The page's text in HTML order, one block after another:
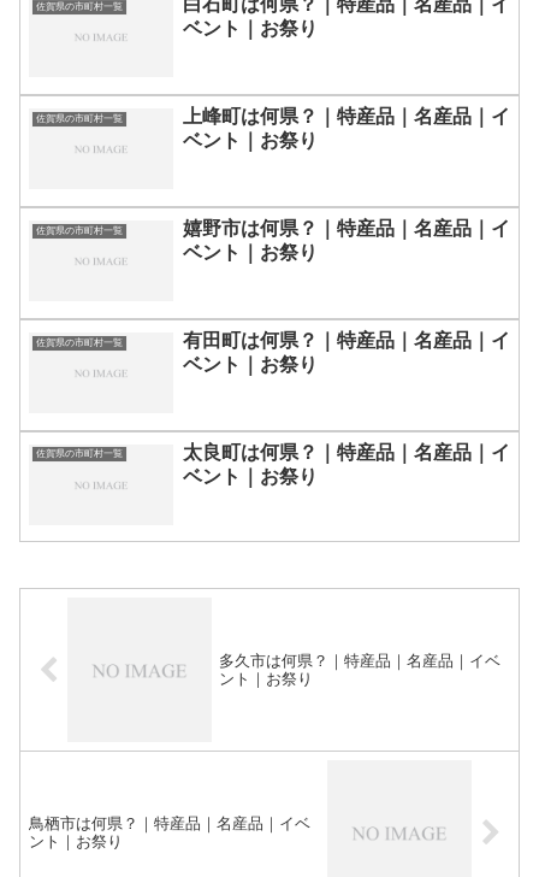
佐賀県の市町村一覧
白石町は何県？｜特産品｜名産品｜イ
ベント｜お祭り
佐賀県の市町村一覧
上峰町は何県？｜特産品｜名産品｜イ
ベント｜お祭り
佐賀県の市町村一覧
嬉野市は何県？｜特産品｜名産品｜イ
ベント｜お祭り
佐賀県の市町村一覧
有田町は何県？｜特産品｜名産品｜イ
ベント｜お祭り
佐賀県の市町村一覧
太良町は何県？｜特産品｜名産品｜イ
ベント｜お祭り
多久市は何県？｜特産品｜名産品｜イベ
ント｜お祭り
鳥栖市は何県？｜特産品｜名産品｜イベ
ント｜お祭り